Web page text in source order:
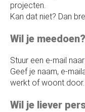
projecten.
Kan dat niet? Dan
Wil je
Stuur een e-mail naar
Geef je naam, e-
werkt of woont door.
Wil je liever